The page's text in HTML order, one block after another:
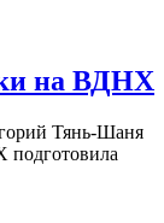
на ВДНХ
Тянь-Шаня
подготовила